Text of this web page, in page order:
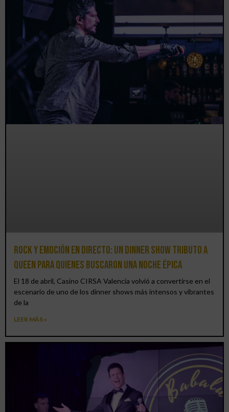
Rock y emoción en directo: un Dinner Show Tributo a
Queen para quienes buscaron una noche épica
El 18 de abril, Casino CIRSA Valencia volvió a convertirse en el
escenario de uno de los dinner shows más intensos y vibrantes
de la
LEER MÁS »